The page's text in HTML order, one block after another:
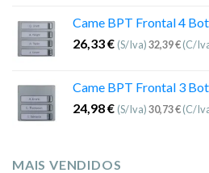
Came BPT Frontal 4
26,33€ (S/Iva)32,39€(C/
Came BPT Frontal 3
24,98€ (S/Iva)30,73€(C/
MAIS VENDIDOS